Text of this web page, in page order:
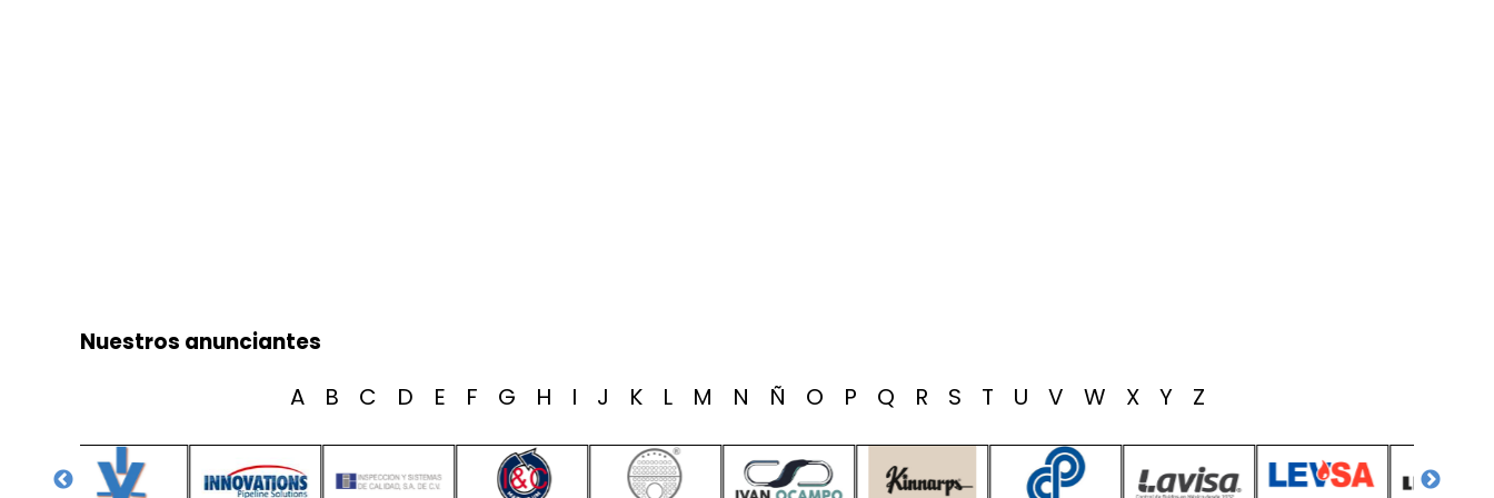
Nuestros anunciantes
A B C D E F G H I J K L M N Ñ O P Q R S T U V W X Y Z